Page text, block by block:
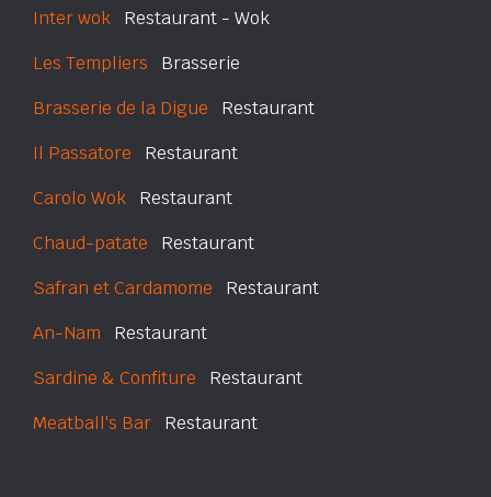
Inter wok Restaurant - Wok
Les Templiers Brasserie
Brasserie de la Digue Restaurant
Il Passatore Restaurant
Carolo Wok Restaurant
Chaud-patate Restaurant
Safran et Cardamome Restaurant
An-Nam Restaurant
Sardine & Confiture Restaurant
Meatball's Bar Restaurant